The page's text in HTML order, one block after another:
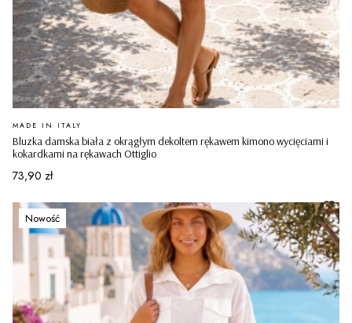
Bluzka damska biała z okrągłym dekoltem rękawem kimono wycięciami i
kokardkami na rękawach Ottiglio
PRODUCENT
MADE IN ITALY
Cena
73,90 zł
Nowość